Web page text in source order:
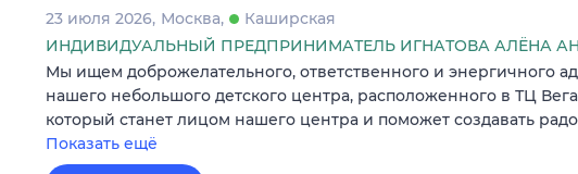
23 июля 2026 Москва
Каширская
ИНДИВИДУАЛЬНЫЙ ПРЕДПРИНИМАТЕЛЬ ИГНАТОВА АЛЁНА
Мы ищем доброжелательного, ответственного и энергичного
нашего небольшого детского центра, расположенного в ТЦ
который станет лицом нашего центра и поможет создавать
Показать ещё